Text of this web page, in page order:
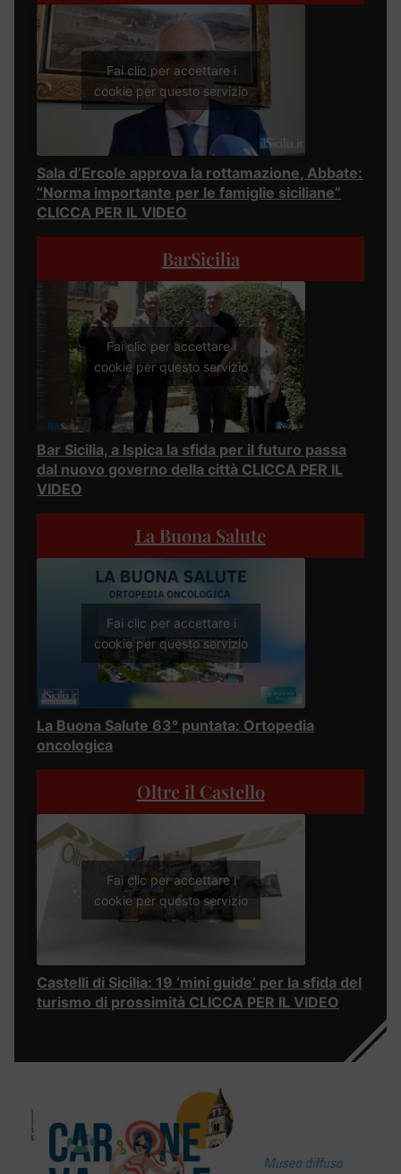
Fai clic per accettare i
cookie per questo servizio
Sala d’Ercole approva la rottamazione, Abbate:
“Norma importante per le famiglie siciliane”
CLICCA PER IL VIDEO
BarSicilia
Fai clic per accettare i
cookie per questo servizio
Bar Sicilia, a Ispica la sfida per il futuro passa
dal nuovo governo della città CLICCA PER IL
VIDEO
La Buona Salute
Fai clic per accettare i
cookie per questo servizio
La Buona Salute 63° puntata: Ortopedia
oncologica
Oltre il Castello
Fai clic per accettare i
cookie per questo servizio
Castelli di Sicilia: 19 ‘mini guide’ per la sfida del
turismo di prossimità CLICCA PER IL VIDEO